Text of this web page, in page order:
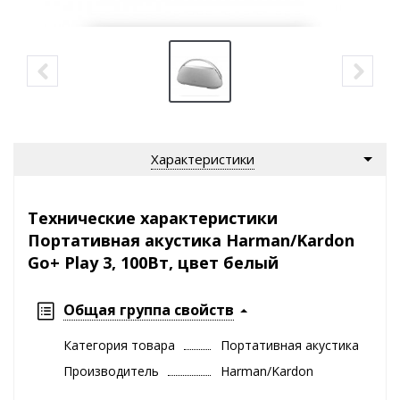
Характеристики
Технические характеристики
Портативная акустика Harman/Kardon
Go+ Play 3, 100Вт, цвет белый
Общая группа свойств
Категория товара
Портативная акустика
Производитель
Harman/Kardon